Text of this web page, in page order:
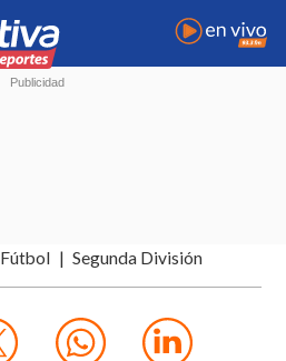
Fútbol Segunda División